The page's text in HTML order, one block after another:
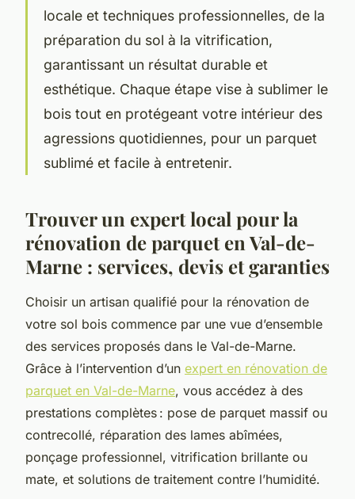
locale et techniques professionnelles, de la
préparation du sol à la vitrification,
garantissant un résultat durable et
esthétique. Chaque étape vise à sublimer le
bois tout en protégeant votre intérieur des
agressions quotidiennes, pour un parquet
sublimé et facile à entretenir.
Trouver un expert local pour la
rénovation de parquet en Val-de-
Marne : services, devis et garanties
Choisir un artisan qualifié pour la rénovation de
votre sol bois commence par une vue d’ensemble
des services proposés dans le Val-de-Marne.
Grâce à l’intervention d’un expert en rénovation de
parquet en Val-de-Marne, vous accédez à des
prestations complètes : pose de parquet massif ou
contrecollé, réparation des lames abîmées,
ponçage professionnel, vitrification brillante ou
mate, et solutions de traitement contre l’humidité.